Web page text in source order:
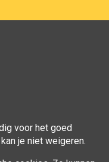
voor het goed
je niet weigeren.